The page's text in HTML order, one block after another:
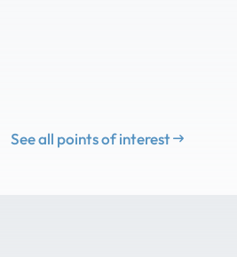
See all points of interest